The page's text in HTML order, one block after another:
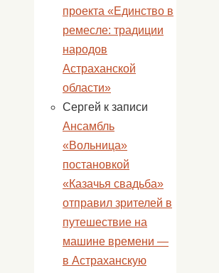
проекта «Единство в
ремесле: традиции
народов
Астраханской
области»
Сергей к записи
Ансамбль
«Вольница»
постановкой
«Казачья свадьба»
отправил зрителей в
путешествие на
машине времени —
в Астраханскую